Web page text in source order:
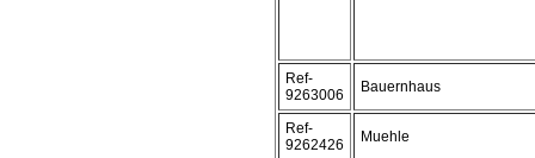
Ref-
9263006
Bauernhaus
Ref-
9262426
Muehle